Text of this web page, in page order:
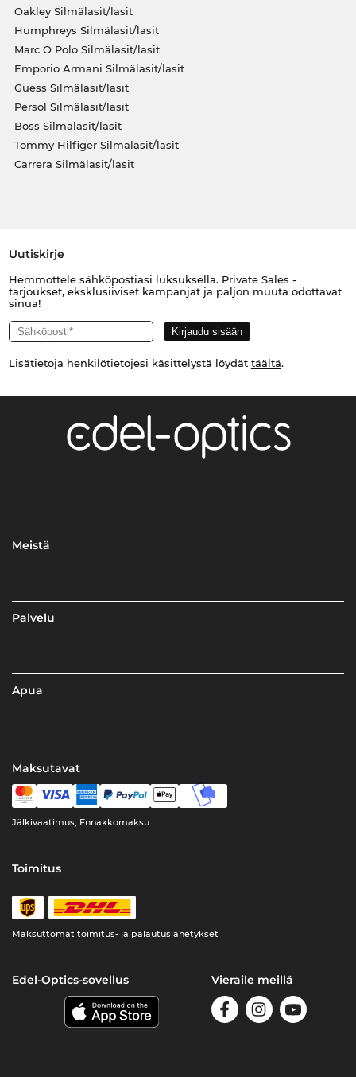
Oakley Silmälasit/lasit
Humphreys Silmälasit/lasit
Marc O Polo Silmälasit/lasit
Emporio Armani Silmälasit/lasit
Guess Silmälasit/lasit
Persol Silmälasit/lasit
Boss Silmälasit/lasit
Tommy Hilfiger Silmälasit/lasit
Carrera Silmälasit/lasit
Uutiskirje
Hemmottele sähköpostiasi luksuksella. Private Sales -
tarjoukset, eksklusiiviset kampanjat ja paljon muuta odottavat
sinua!
Lisätietoja henkilötietojesi käsittelystä löydät täältä.
Meistä
Palvelu
Apua
Maksutavat
Jälkivaatimus, Ennakkomaksu
Toimitus
Maksuttomat toimitus- ja palautuslähetykset
Edel-Optics-sovellus Vieraile meillä